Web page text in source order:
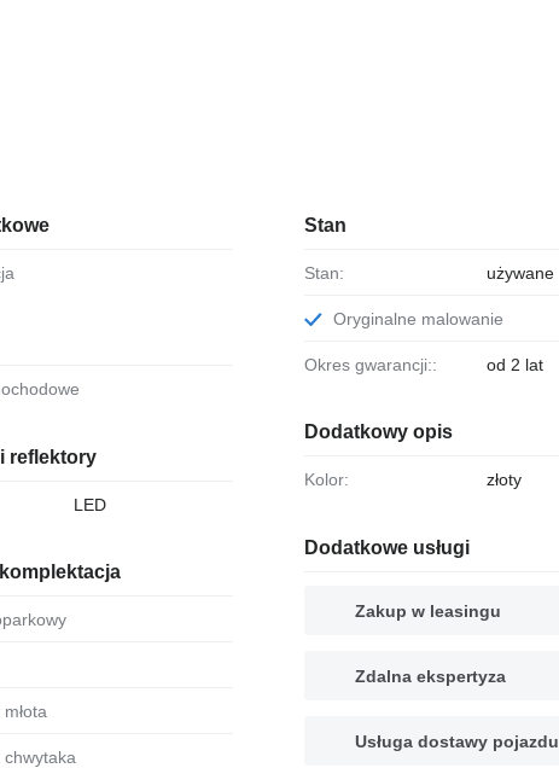
reflektory
LED
młota
chwytaka
Stan
Stan: używane
Oryginalne malowanie
Okres gwarancji:: od 2 lat
Dodatkowy opis
Kolor: złoty
Dodatkowe usługi
Zakup w leasingu
Zdalna ekspertyza
Usługa dostawy pojazdu